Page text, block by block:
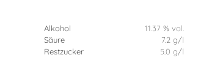
Alkohol
11.37 % vol.
Säure
7.2 g/l
Restzucker
5.0 g/l